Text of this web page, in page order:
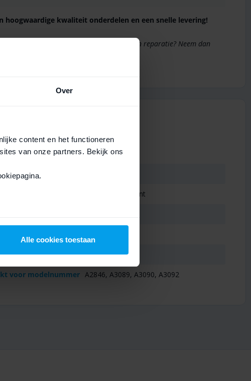
Over
content en het functioneren
van onze partners. Bekijk ons
Alle cookies toestaan
hoogwaardige kwaliteit onderdelen en een snelle levering!
deze iPhone 15 achterkantsticker of over een reparatie? Neem dan
Soort Onderdeel
Sticker, Achterkant
Geschikt voor iPhone 15
voor modelnummer A2846, A3089, A3090, A3092